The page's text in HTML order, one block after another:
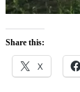
Share this:
X